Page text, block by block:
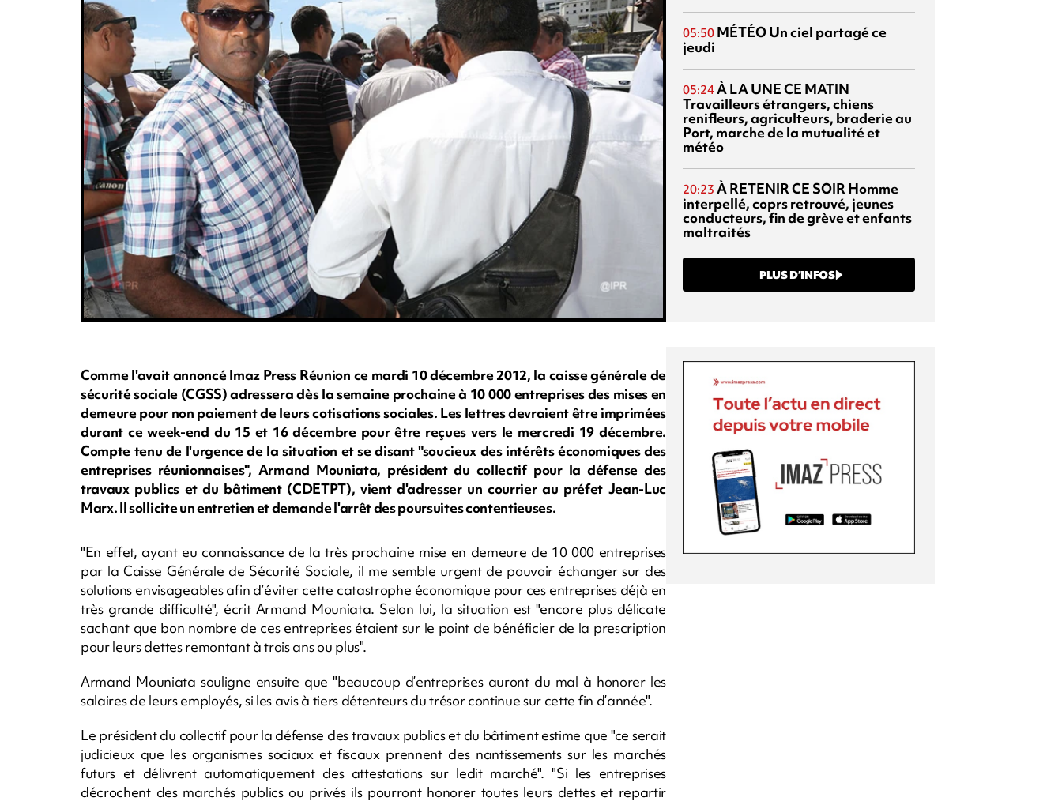
Comme l'avait annoncé Imaz Press Réunion ce mardi 10 décembre 2012, la caisse générale de
sécurité sociale (CGSS) adressera dès la semaine prochaine à 10 000 entreprises des mises en
demeure pour non paiement de leurs cotisations sociales. Les lettres devraient être imprimées
durant ce week-end du 15 et 16 décembre pour être reçues vers le mercredi 19 décembre.
Compte tenu de l'urgence de la situation et se disant "soucieux des intérêts économiques des
entreprises réunionnaises", Armand Mouniata, président du collectif pour la défense des
travaux publics et du bâtiment (CDETPT), vient d'adresser un courrier au préfet Jean-Luc
Marx. Il sollicite un entretien et demande l'arrêt des poursuites contentieuses.
"En effet, ayant eu connaissance de la très prochaine mise en demeure de 10 000 entreprises
par la Caisse Générale de Sécurité Sociale, il me semble urgent de pouvoir échanger sur des
solutions envisageables afin d’éviter cette catastrophe économique pour ces entreprises déjà en
très grande difficulté", écrit Armand Mouniata. Selon lui, la situation est "encore plus délicate
sachant que bon nombre de ces entreprises étaient sur le point de bénéficier de la prescription
pour leurs dettes remontant à trois ans ou plus".
Armand Mouniata souligne ensuite que "beaucoup d’entreprises auront du mal à honorer les
salaires de leurs employés, si les avis à tiers détenteurs du trésor continue sur cette fin d’année".
Le président du collectif pour la défense des travaux publics et du bâtiment estime que "ce serait
judicieux que les organismes sociaux et fiscaux prennent des nantissements sur les marchés
futurs et délivrent automatiquement des attestations sur ledit marché". "Si les entreprises
décrochent des marchés publics ou privés ils pourront honorer toutes leurs dettes et repartir
05:50 MÉTÉOUn ciel partagé ce
jeudi
05:24À LA UNE CE MATIN
Travailleurs étrangers, chiens
renifleurs, agriculteurs, braderie au
Port, marche de la mutualité et
météo
20:23 À RETENIR CE SOIR Homme
interpellé, coprs retrouvé, jeunes
conducteurs, fin de grève et enfants
maltraités
PLUS D’INFOS